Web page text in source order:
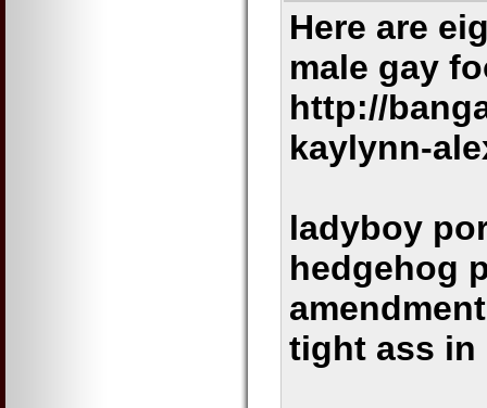
Here are
male gay
http://
kaylynn-
ladyboy
hedgehog
tight ass in